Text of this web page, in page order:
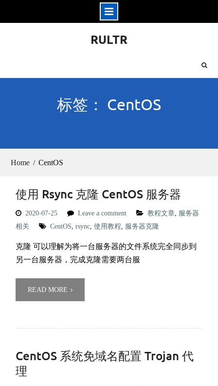
RULTR
标签： CentOS
Home CentOS
使用 Rsync 克隆 CentOS 服务器
2020-07-25 Leave a comment 教程文章, 服务器
相关
CentOS, rsync, 使用教程, 服务器克隆
克隆 可以理解为将一台服务器的文件系统完全同步到
另一台服务器，完成克隆需要两台服
READ MORE
CentOS 系统免域名配置 Trojan 代
理